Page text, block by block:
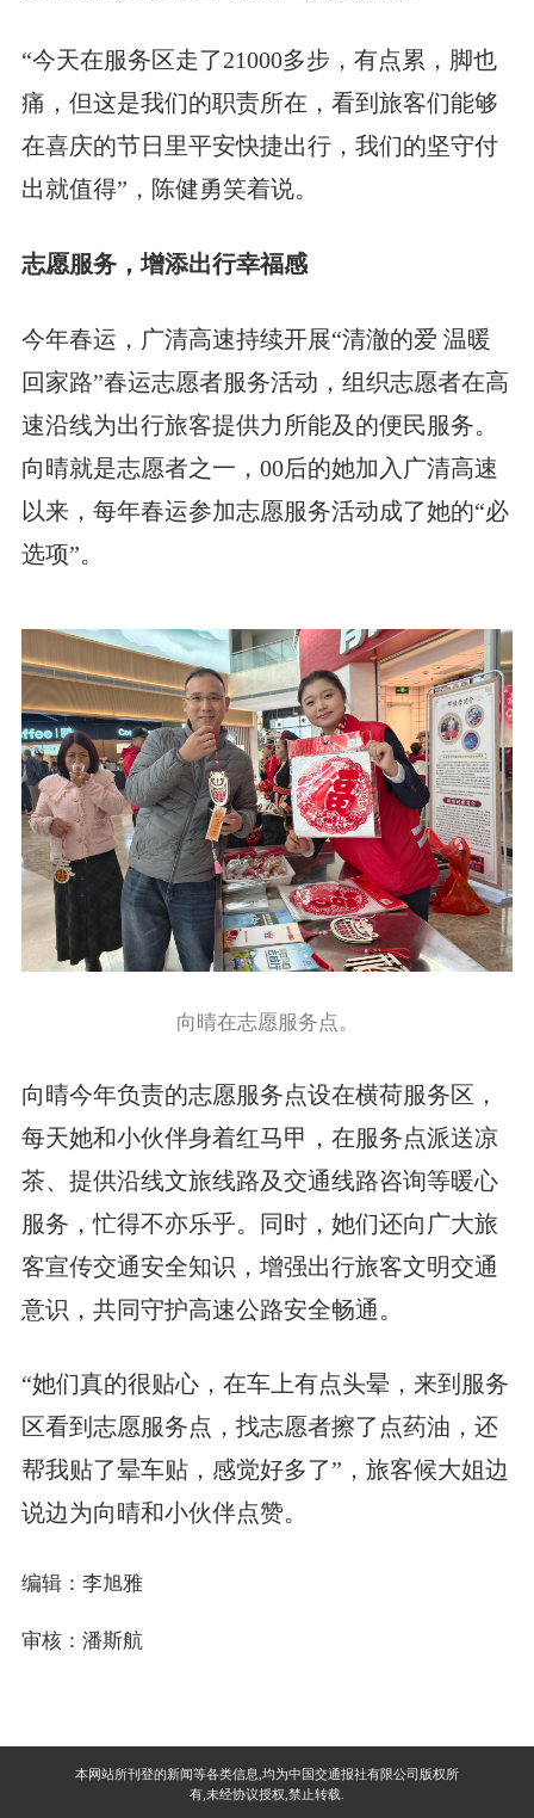
“今天在服务区走了21000多步，有点累，脚也
痛，但这是我们的职责所在，看到旅客们能够
在喜庆的节日里平安快捷出行，我们的坚守付
出就值得”，陈健勇笑着说。
志愿服务，增添出行幸福感
今年春运，广清高速持续开展“清澈的爱 温暖
回家路”春运志愿者服务活动，组织志愿者在高
速沿线为出行旅客提供力所能及的便民服务。
向晴就是志愿者之一，00后的她加入广清高速
以来，每年春运参加志愿服务活动成了她的“必
选项”。
向晴在志愿服务点。
向晴今年负责的志愿服务点设在横荷服务区，
每天她和小伙伴身着红马甲，在服务点派送凉
茶、提供沿线文旅线路及交通线路咨询等暖心
服务，忙得不亦乐乎。同时，她们还向广大旅
客宣传交通安全知识，增强出行旅客文明交通
意识，共同守护高速公路安全畅通。
“她们真的很贴心，在车上有点头晕，来到服务
区看到志愿服务点，找志愿者擦了点药油，还
帮我贴了晕车贴，感觉好多了”，旅客候大姐边
说边为向晴和小伙伴点赞。
编辑：李旭雅
审核：潘斯航
本网站所刊登的新闻等各类信息,均为中国交通报社有限公司版权所
有,未经协议授权,禁止转载.